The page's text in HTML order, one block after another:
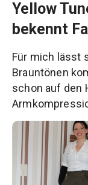
Yellow
bekennt
Für mich lässt
Brauntönen
schon auf den